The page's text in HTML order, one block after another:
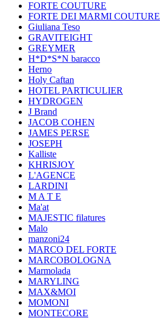
FORTE COUTURE
FORTE DEI MARMI COUTURE
Giuliana Teso
GRAVITEIGHT
GREYMER
H*D*S*N baracco
Herno
Holy Caftan
HOTEL PARTICULIER
HYDROGEN
J Brand
JACOB COHEN
JAMES PERSE
JOSEPH
Kalliste
KHRISJOY
L'AGENCE
LARDINI
M A T E
Ma'at
MAJESTIC filatures
Malo
manzoni24
MARCO DEL FORTE
MARCOBOLOGNA
Marmolada
MARYLING
MAX&MOI
MOMONI
MONTECORE